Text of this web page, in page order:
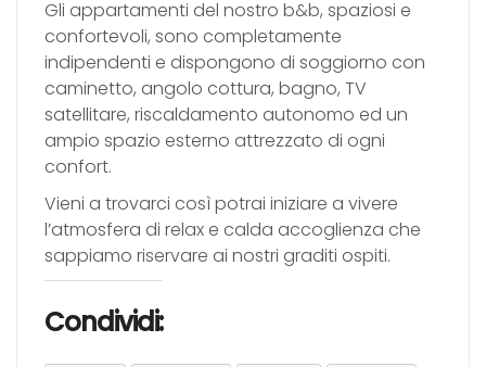
Gli appartamenti del nostro b&b, spaziosi e
confortevoli, sono completamente
indipendenti e dispongono di soggiorno con
caminetto, angolo cottura, bagno, TV
satellitare, riscaldamento autonomo ed un
ampio spazio esterno attrezzato di ogni
confort.
Vieni a trovarci così potrai iniziare a vivere
l’atmosfera di relax e calda accoglienza che
sappiamo riservare ai nostri graditi ospiti.
Condividi: